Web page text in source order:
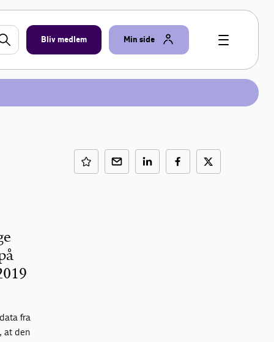
Bliv medlem Min side
fra
at den